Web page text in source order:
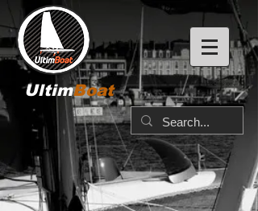
UltimBoat